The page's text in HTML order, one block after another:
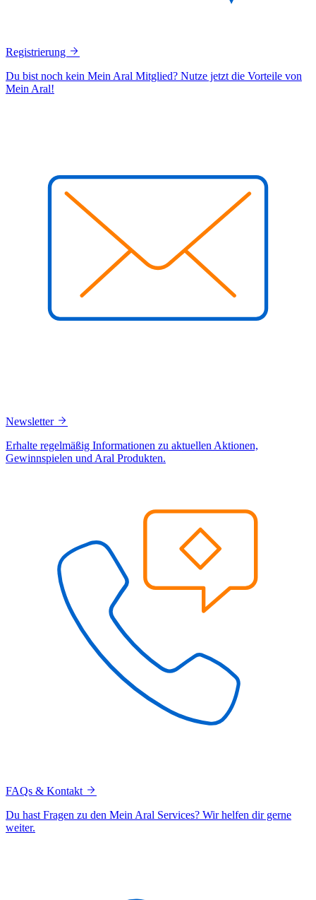
Registrierung
Du bist noch kein Mein Aral Mitglied? Nutze jetzt die Vorteile von
Mein Aral!
Newsletter
Erhalte regelmäßig Informationen zu aktuellen Aktionen,
Gewinnspielen und Aral Produkten.
FAQs & Kontakt
Du hast Fragen zu den Mein Aral Services? Wir helfen dir gerne
weiter.